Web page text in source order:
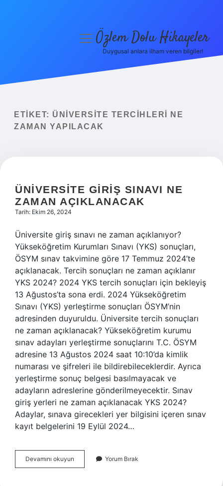
Yasal Uyarı
menüyüÖzlem Dolu Hikayeler
Duygusal anlara ilham veren bilgiler!
ETIKET: ÜNIVERSITE TERCIHLERI NE
ZAMAN YAPILACAK
ÜNIVERSITE GIRIŞ SINAVI NE
ZAMAN AÇIKLANACAK
Tarih: Ekim 26, 2024
Üniversite giriş sınavı ne zaman açıklanıyor?
Yükseköğretim Kurumları Sınavı (YKS) sonuçları,
ÖSYM sınav takvimine göre 17 Temmuz 2024’te
açıklanacak. Tercih sonuçları ne zaman açıklanır
YKS 2024? 2024 YKS tercih sonuçları için bekleyiş
13 Ağustos’ta sona erdi. 2024 Yükseköğretim
Sınavı (YKS) yerleştirme sonuçları ÖSYM’nin
adresinden duyuruldu. Üniversite tercih sonuçları
ne zaman açıklanacak? Yükseköğretim kurumu
sınav adayları yerleştirme sonuçlarını T.C. ÖSYM
adresine 13 Ağustos 2024 saat 10:10’da kimlik
numarası ve şifreleri ile bildirebileceklerdir. Ayrıca
yerleştirme sonuç belgesi basılmayacak ve
adayların adreslerine gönderilmeyecektir. Sınav
giriş yerleri ne zaman açıklanacak YKS 2024?
Adaylar, sınava girecekleri yer bilgisini içeren sınav
kayıt belgelerini 19 Eylül 2024…
Devamını okuyun Üniversite
Giriş
Yorum Bırak